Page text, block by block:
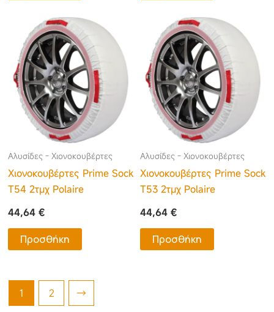
Αλυσίδες - Χιονοκουβέρτες
Χιονοκουβέρτες Prime Sock
T54 2τμχ Polaire
44,64€
Προσθήκη
Αλυσίδες - Χιονοκουβέρτες
Χιονοκουβέρτες Prime Sock
T53 2τμχ Polaire
44,64 €
Προσθήκη
1 2 →